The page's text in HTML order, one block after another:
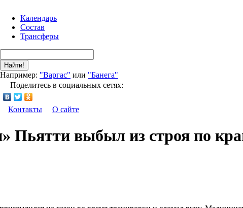
Календарь
Состав
Трансферы
Найти!
Например: "Варгас" или "Банега"
Поделитесь в социальных сетях:
Контакты О сайте
Пьятти выбыл из строя по